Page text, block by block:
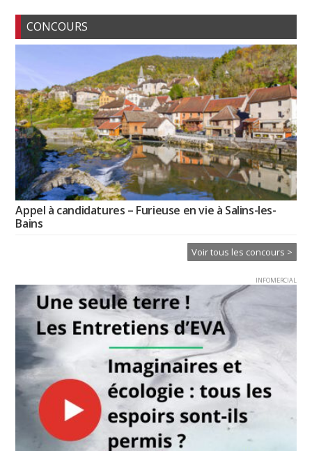
CONCOURS
Appel à candidatures – Furieuse en vie à Salins-les-
Bains
Voir tous les concours >
INFOMERCIAL